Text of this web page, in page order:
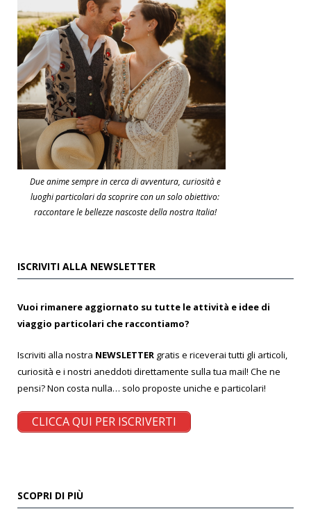
Due anime sempre in cerca di avventura, curiosità e
luoghi particolari da scoprire con un solo obiettivo:
raccontare le bellezze nascoste della nostra Italia!
ISCRIVITI ALLA NEWSLETTER
Vuoi rimanere aggiornato su tutte le attività e idee di
viaggio particolari che raccontiamo?
Iscriviti alla nostra NEWSLETTER gratis e riceverai tutti gli articoli,
curiosità e i nostri aneddoti direttamente sulla tua mail! Che ne
pensi? Non costa nulla… solo proposte uniche e particolari!
CLICCA QUI PER ISCRIVERTI
SCOPRI DI PIÙ